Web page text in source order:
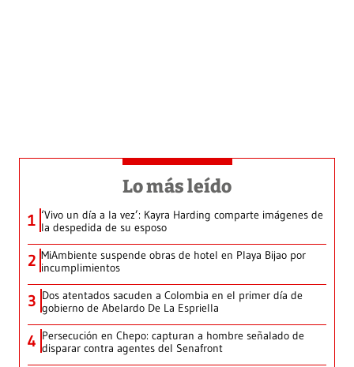
Lo más leído
1 ‘Vivo un día a la vez’: Kayra Harding comparte imágenes de
la despedida de su esposo
2 MiAmbiente suspende obras de hotel en Playa Bijao por
incumplimientos
3 Dos atentados sacuden a Colombia en el primer día de
gobierno de Abelardo De La Espriella
4 Persecución en Chepo: capturan a hombre señalado de
disparar contra agentes del Senafront